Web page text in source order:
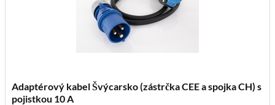
Adaptérový kabel Švýcarsko (zástrčka CEE a spojka CH) s
pojistkou 10 A